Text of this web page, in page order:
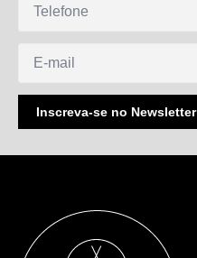
mail
Inscreva-se no Newsletter